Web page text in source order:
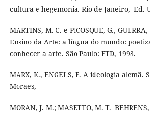
cultura e hegemonia. Rio de Janeiro,: Ed.
MARTINS, M. C. e PICOSQUE, G.,
Ensino da Arte: a língua do mundo:
conhecer a arte. São Paulo: FTD, 1998.
MARX, K., ENGELS, F. A ideologia alemã.
Moraes,
MORAN, J. M.; MASETTO, M. T.;